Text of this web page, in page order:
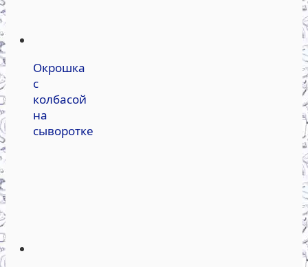
Окрошка
с
колбасой
на
сыворотке